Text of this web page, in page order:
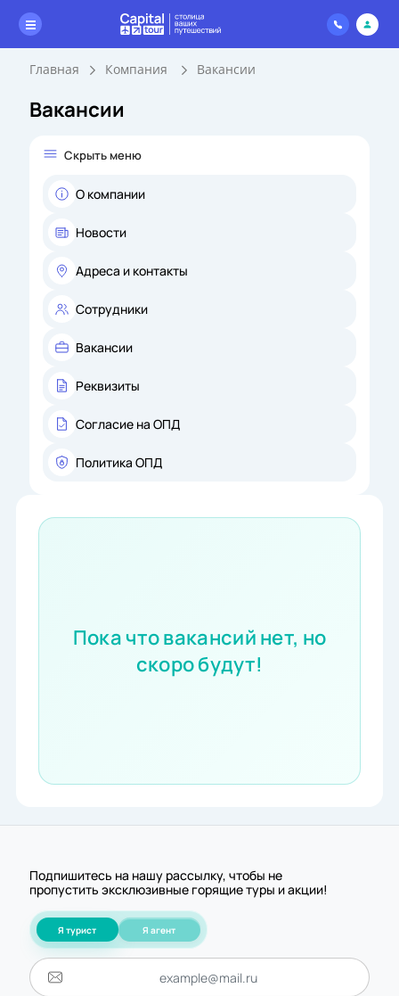
Главная Компания Вакансии
Вакансии
Скрыть меню
О компании
Новости
Адреса и контакты
Сотрудники
Вакансии
Реквизиты
Согласие на ОПД
Политика ОПД
Пока что вакансий нет, но
скоро будут!
Подпишитесь на нашу рассылку, чтобы не
пропустить эксклюзивные горящие туры и акции!
Я турист Я агент